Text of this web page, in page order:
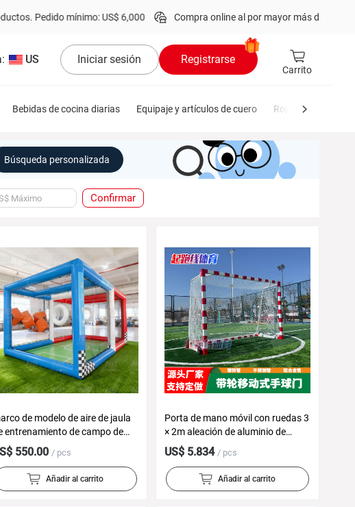
Pedido mínimo: US$ 6,000 Compra online al por mayor más de1 millón
US Iniciar sesión Registrarse
Carrito
Bebidas de cocina diarias Equipaje y artículos de cuero Ropa de hombre
Búsqueda personalizada
Confirmar
de modelo de aire de jaula
entrenamiento de campo de
de vuelo inflable para
de fútbol no tripulado
nacional
550.00 / pcs
Añadir al carrito
Porta de mano móvil con ruedas 3
× 2m aleación de aluminio de
acero inoxidable galvanizado tubo
de entrenamiento de competencia
al aire libre red de gol
US$ 5.834 / pcs
Añadir al carrito